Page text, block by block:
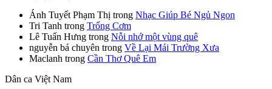
Ánh Tuyết Phạm Thị trong Nhạc Giúp Bé Ngủ Ngon
Tri Tanh trong Trống Cơm
Lê Tuấn Hưng trong Nỗi nhớ một vùng quê
nguyễn bá chuyên trong Về Lại Mái Trường Xưa
Maclanh trong Cần Thơ Quê Em
Dân ca Việt Nam